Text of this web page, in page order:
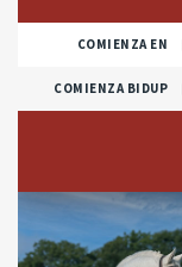
COMIENZA EN
COMIENZA BIDUP